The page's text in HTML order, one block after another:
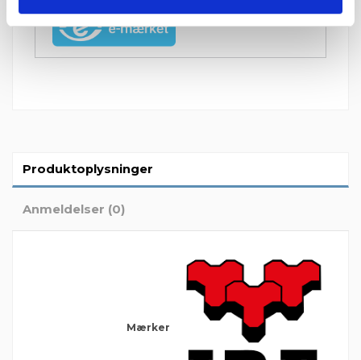
Produktoplysninger
Anmeldelser (0)
Mærker